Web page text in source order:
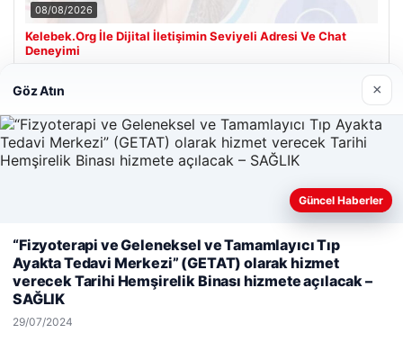
08/08/2026
Kelebek.Org İle Dijital İletişimin Seviyeli Adresi Ve Chat
Deneyimi
Son Eklenen Firmalar
Hastaş Beton
© 2026 Haber Gündemi – Güncel Haberler
Web sitemizi nasıl kullandığınızı daha iyi anlayabilmek,
deneyiminizi kişiselleştirmek ve geliştirmek amacıyla çerezler
kullanıyoruz.Çerez Politikamız
Göz Atın ×
Güncel Haberler
“Fizyoterapi ve Geleneksel ve Tamamlayıcı Tıp
Ayakta Tedavi Merkezi” (GETAT) olarak hizmet
verecek Tarihi Hemşirelik Binası hizmete açılacak –
SAĞLIK
29/07/2024